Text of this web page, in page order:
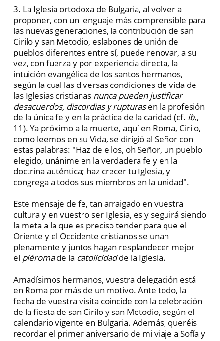
3. La Iglesia ortodoxa de Bulgaria, al volver a
proponer, con un lenguaje más comprensible para
las nuevas generaciones, la contribución de san
Cirilo y san Metodio, eslabones de unión de
pueblos diferentes entre sí, puede renovar, a su
vez, con fuerza y por experiencia directa, la
intuición evangélica de los santos hermanos,
según la cual las diversas condiciones de vida de
las Iglesias cristianas nunca pueden justificar
desacuerdos, discordias y rupturasen la profesión
de la única fe y en la práctica de la caridad (cf. ib.,
11). Ya próximo a la muerte, aquí en Roma, Cirilo,
como leemos en su Vida, se dirigió al Señor con
estas palabras: "Haz de ellos, oh Señor, un pueblo
elegido, unánime en la verdadera fe y en la
doctrina auténtica; haz crecer tu Iglesia, y
congrega a todos sus miembros en la unidad".
Este mensaje de fe, tan arraigado en vuestra
cultura y en vuestro ser Iglesia, es y seguirá siendo
la meta a la que es preciso tender para que el
Oriente y el Occidente cristianos se unan
plenamente y juntos hagan resplandecer mejor
el pléromade la catolicidadde la Iglesia.
Amadísimos hermanos, vuestra delegación está
en Roma por más de un motivo. Ante todo, la
fecha de vuestra visita coincide con la celebración
de la fiesta de san Cirilo y san Metodio, según el
calendario vigente en Bulgaria. Además, queréis
recordar el primer aniversario de mi viaje a Sofía y